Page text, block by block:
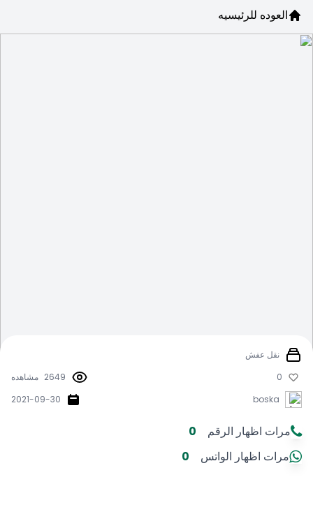
العوده للرئيسيه
نقل عفش
0
2649 مشاهده
boska
2021-09-30
مرات اظهار الرقم
0
مرات اظهار الواتس
0